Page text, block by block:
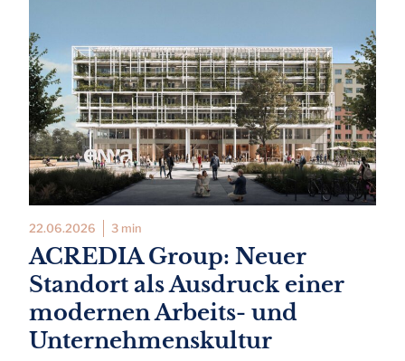
22.06.2026 3 min
ACREDIA Group: Neuer
Standort als Ausdruck einer
modernen Arbeits- und
Unternehmenskultur